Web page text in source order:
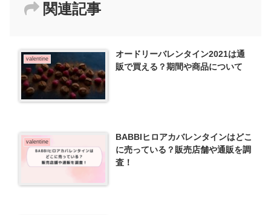
関連記事
valentine
オードリーバレンタイン2021は通
販で買える？期間や商品について
valentine
BABBIヒロアカバレンタインはどこ
に売っている？販売店舗や通販を調
査！